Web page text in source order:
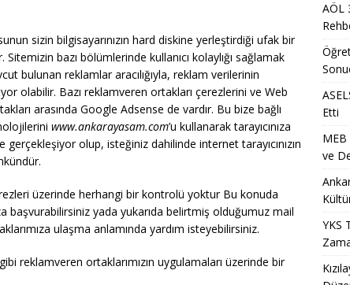
Sonuçlarının Açıklanma Tarihi Ne Zaman?
EĞITIM
İstasyonu Yakında Geçici Yaya Düzenlemesi Olarak
2 Sınavı Ne Zaman ve Saat Kaçta Gerçekleştirilecek?
EĞITIM
Ofisi ile Kırklareli Satılık Arsa ve Edirne Satılık Arsa Yatırım
Üniversite Kayıt Tarihleri ve Detayları EĞITIM
sizin bilgisayarınızın hard diskine yerleştirdiği ufak bir
bazı bölümlerinde kullanıcı kolaylığı sağlamak
bulunan reklamlar aracılığıyla, reklam verilerinin
olabilir. Bazı reklamveren ortakları çerezlerini ve Web
arasında Google Adsense de vardır. Bu bize bağlı
www.ankarayasam.com’u kullanarak tarayıcınıza
olup, isteğiniz dahilinde internet tarayıcınızın
üzerinde herhangi bir kontrolü yoktur Bu konuda
başvurabilirsiniz yada yukarıda belirtmiş olduğumuz mail
ulaşma anlamında yardım isteyebilirsiniz.
reklamveren ortaklarımızın uygulamaları üzerinde bir
AÖL
Etti
MEB
ve
YKS